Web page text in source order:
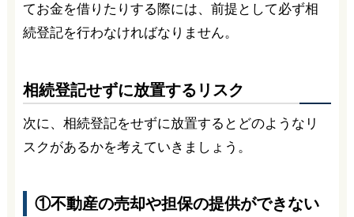
てお金を借りたりする際には、前提として必ず相
続登記を行わなければなりません。
相続登記せずに放置するリスク
次に、相続登記をせずに放置するとどのようなリ
スクがあるかを考えていきましょう。
①不動産の売却や担保の提供ができない